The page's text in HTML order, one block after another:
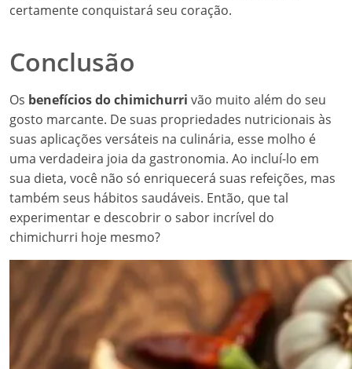
certamente conquistará seu coração.
Conclusão
Os benefícios do chimichurri vão muito além do seu
gosto marcante. De suas propriedades nutricionais às
suas aplicações versáteis na culinária, esse molho é
uma verdadeira joia da gastronomia. Ao incluí-lo em
sua dieta, você não só enriquecerá suas refeições, mas
também seus hábitos saudáveis. Então, que tal
experimentar e descobrir o sabor incrível do
chimichurri hoje mesmo?